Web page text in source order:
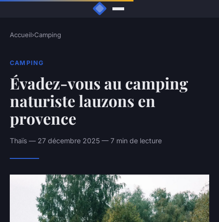
Accueil›Camping
CAMPING
Évadez-vous au camping
naturiste lauzons en
provence
Thaïs — 27 décembre 2025 — 7 min de lecture